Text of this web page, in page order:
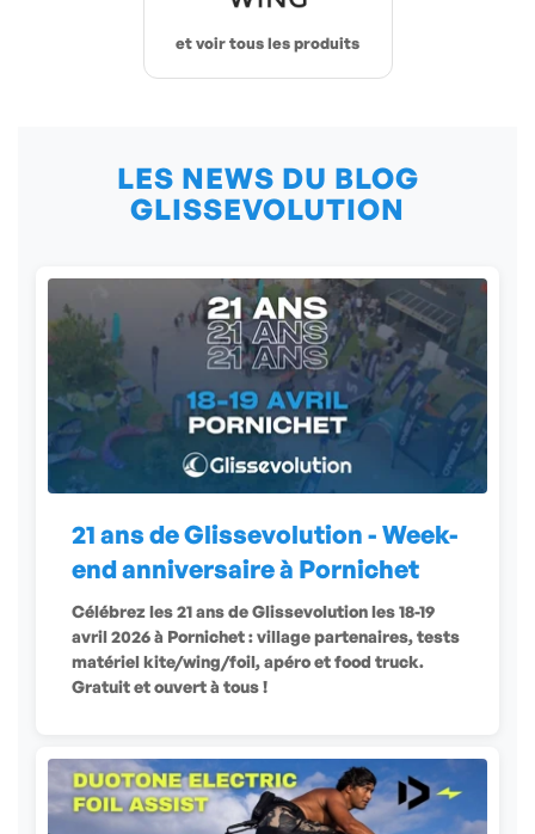
et voir tous les produits
LES NEWS DU BLOG
GLISSEVOLUTION
21 ans de Glissevolution - Week-
end anniversaire à Pornichet
Célébrez les 21 ans de Glissevolution les 18-19
avril 2026 à Pornichet : village partenaires, tests
matériel kite/wing/foil, apéro et food truck.
Gratuit et ouvert à tous !